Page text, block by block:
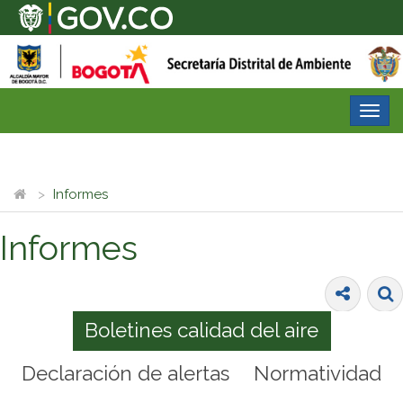
Informes
Informes
Boletines calidad del aire
Declaración de alertas
Normatividad